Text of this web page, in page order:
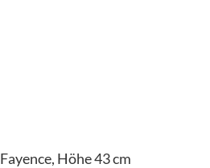
Fayence, Höhe 43 cm